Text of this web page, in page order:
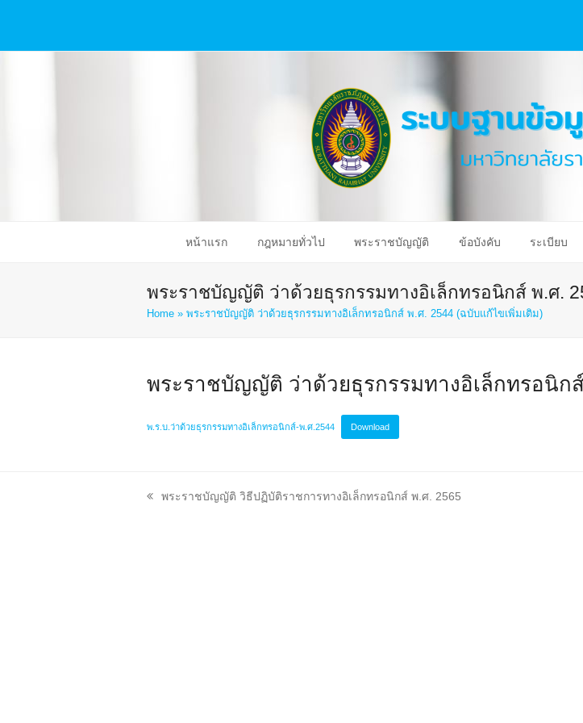
หน้าแรก กฎหมายทั่วไป พระราชบัญญัติ ข้อบังคับ ระเบียบ
พระราชบัญญัติ ว่าด้วยธุรกรรมทางอิเล็กทรอนิกส์ พ.ศ.
Home » พระราชบัญญัติ ว่าด้วยธุรกรรมทางอิเล็กทรอนิกส์ พ.ศ. 2544 (ฉบับแก้ไขเพิ่มเติม)
พระราชบัญญัติ ว่าด้วยธุรกรรมทางอิเล็กทรอนิก
พ.ร.บ.ว่าด้วยธุรกรรมทางอิเล็กทรอนิกส์-พ.ศ.2544 Download
previous
พระราชบัญญัติ วิธีปฏิบัติราชการทางอิเล็กทรอนิกส์ พ.ศ. 2565